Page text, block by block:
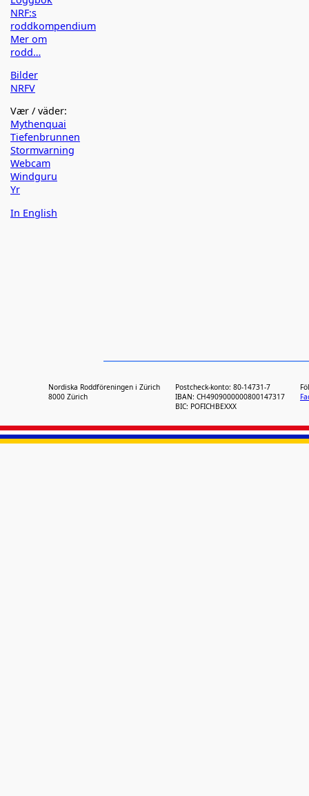
NRF:s
roddkompendium
Mer om
rodd…
Bilder
NRFV
Vær / väder:
Mythenquai
Tiefenbrunnen
Stormvarning
Webcam
Windguru
Yr
In English
Nordiska Roddföreningen i Zürich
8000 Zürich
Postcheck-konto: 80-14731-7
IBAN: CH4909000000800147317
BIC: POFICHBEXXX